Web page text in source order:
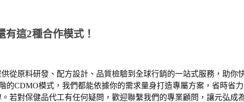
有這2種合作模式！
從原料研發、配方設計、品質檢驗到全球行銷的一站式服務，助你
的CDMO模式，我們都能依據你的需求量身打造專屬方案，省時省
若對保健品代工有任何疑問，歡迎聯繫我們的專業顧問，讓元弘成